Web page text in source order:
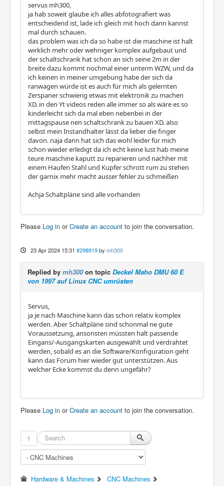
servus mh300,
ja hab soweit glaube ich alles abfotografiert was
entscheidend ist, lade ich gleich mit hoch dann kannst
mal durch schauen.
das problem was ich da so habe ist die maschine ist halt
wirklich mehr oder wehniger komplex aufgebaut und
der schaltschrank hat schon an sich seine 2m in der
breite dazu kommt nochmal einer unterm WZW, und da
ich keinen in meiner umgebung habe der sich da
ranwagen würde ist es auch für mich als gelernten
Zerspaner schwierig etwas mit elektronik zu machen
XD. in den Yt videos reden alle immer so als wäre es so
kinderleicht sich da mal eben nebenbei in der
mittagspause nen schaltschrank zu bauen XD. also
selbst mein Instandhalter lässt da lieber die finger
davon. naja dann hat sich das wohl leider für mich
schon wieder erledigt da ich echt keine lust hab meine
teure maschine kaputt zu reparieren und nachher mit
einem Haufen Stahl und Kupfer schrott rum zu stehen
der garnix mehr macht ausser fehler zu schmeißen
Achja Schaltpläne sind alle vorhanden
Please Log in orCreate an account to join the conversation.
23 Apr 2024 15:31 #298919 by mh300
Replied by mh300on topic Deckel Maho DMU 60 E
von 1997 auf Linux CNC umrüsten
Servus,
ja je nach Maschine kann das schon relativ komplex
werden. Aber Schaltpläne sind schonmal ne gute
Voraussetzung, ansonsten müssten halt passende
Eingans/-Ausgangskarten ausgewählt und verdrahtet
werden, sobald es an die Software/Konfiguration geht
kann das Forum hier wieder gut unterstützen. Aus
welcher Ecke kommst du denn ungefähr?
Please Log in orCreate an account to join the conversation.
1
Hardware & Machines
CNC Machines